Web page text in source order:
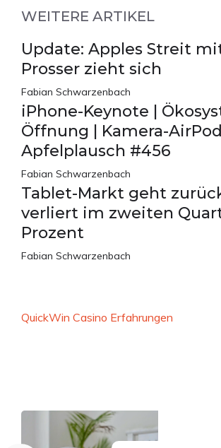
WEITERE ARTIKEL
Update: Apples Streit
Prosser zieht sich
Fabian Schwarzenbach
iPhone-Keynote |
Öffnung | Kamera-
Apfelplausch #456
Fabian Schwarzenbach
Tablet-Markt geht
verliert im zweiten
Prozent
Fabian Schwarzenbach
QuickWin Casino Erfahrungen